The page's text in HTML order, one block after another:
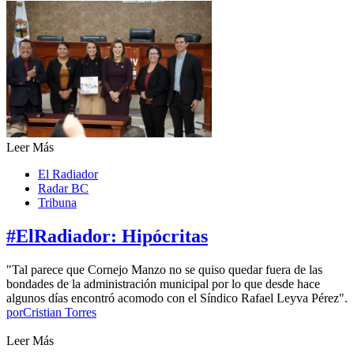
Leer Más
El Radiador
Radar BC
Tribuna
#ElRadiador: Hipócritas
"Tal parece que Cornejo Manzo no se quiso quedar fuera de las
bondades de la administración municipal por lo que desde hace
algunos días encontró acomodo con el Síndico Rafael Leyva Pérez".
porCristian Torres
Leer Más